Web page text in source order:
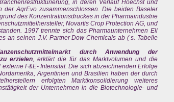
in deren Verlauf Hoechst und
der AgrEvo zusammenschlossen. Die beiden Baseler
des Konzentrationsdruckes in der Pharmaindustrie
Novartis Crop Protection AG, und
1997 trennte sich das Pharmaunternehmen Eli
an seinen J.V.-Partner Dow Chemicals ab ( s. Tabelle
durch Anwendung der
erzielen , erklärt die für das Marktvolumen und die
F&E- Intensität. Die sich abzeichnenden Erfolge
Argentinien und Brasilien haben der durch
erfolgten Marktkonsolidierung weiteres
der Unternehmen in die Biotechnologie- und